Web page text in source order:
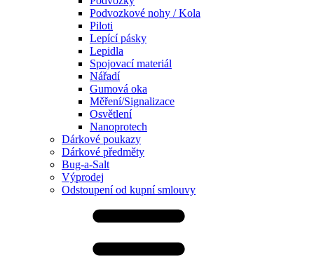
Podvozkové nohy / Kola
Piloti
Lepící pásky
Lepidla
Spojovací materiál
Nářadí
Gumová oka
Měření/Signalizace
Osvětlení
Nanoprotech
Dárkové poukazy
Dárkové předměty
Bug-a-Salt
Výprodej
Odstoupení od kupní smlouvy